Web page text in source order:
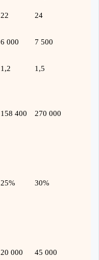
22 24
6 000 7 500
1,2 1,5
158 400 270 000
25% 30%
20 000 45 000